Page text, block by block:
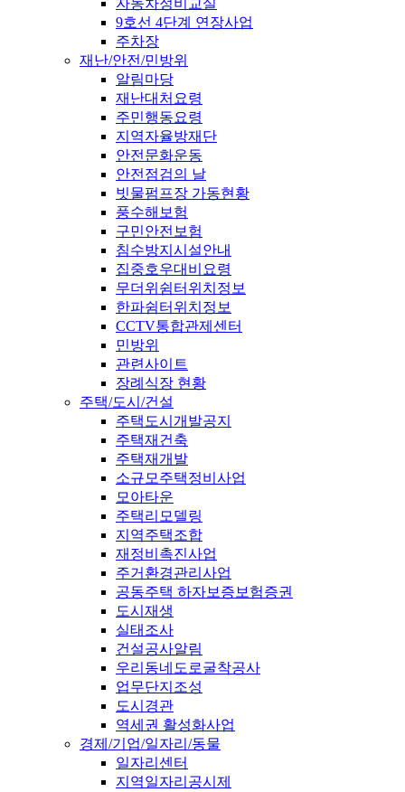
자동차정비교실
9호선 4단계 연장사업
주차장
재난/안전/민방위
알림마당
재난대처요령
주민행동요령
지역자율방재단
안전문화운동
안전점검의 날
빗물펌프장 가동현황
풍수해보험
구민안전보험
침수방지시설안내
집중호우대비요령
무더위쉼터위치정보
한파쉼터위치정보
CCTV통합관제센터
민방위
관련사이트
장례식장 현황
주택/도시/건설
주택도시개발공지
주택재건축
주택재개발
소규모주택정비사업
모아타운
주택리모델링
지역주택조합
재정비촉진사업
주거환경관리사업
공동주택 하자보증보험증권
도시재생
실태조사
건설공사알림
우리동네도로굴착공사
업무단지조성
도시경관
역세권 활성화사업
경제/기업/일자리/동물
일자리센터
지역일자리공시제